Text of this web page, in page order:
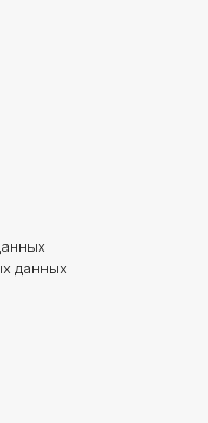
данных